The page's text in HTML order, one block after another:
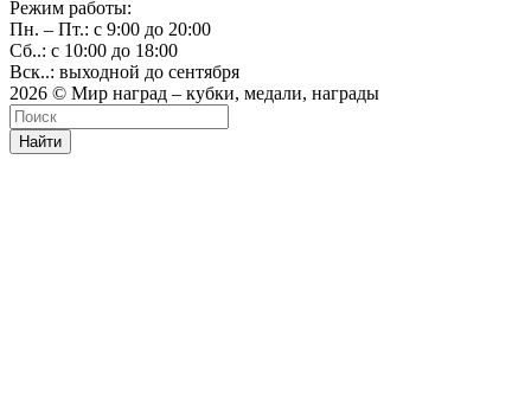
Режим работы:
Пн. – Пт.: с 9:00 до 20:00
Сб..: с 10:00 до 18:00
Вск..: выходной до сентября
2026 © Мир наград – кубки, медали, награды
Найти